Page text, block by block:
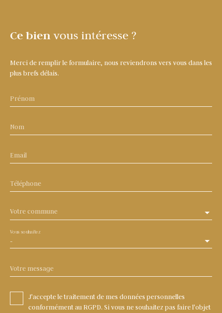
Ce bien vous intéresse ?
Merci de remplir le formulaire, nous reviendrons vers vous dans les
plus brefs délais.
Prénom
Nom
Email
Téléphone
Votre commune
-
Vous souhaitez
Votre message
J'accepte le traitement de mes données personnelles
conformément au RGPD. Si vous ne souhaitez pas faire l'objet